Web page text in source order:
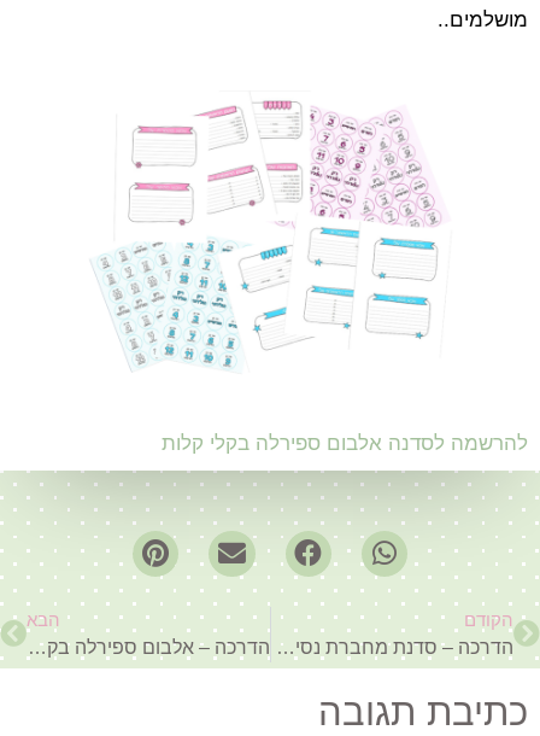
מושלמים..
להרשמה לסדנה אלבום ספירלה בקלי קלות
הקודם
הדרכה – סדנת מחברת נסיעות TRAVEL NOTEBOOK
הבא
הדרכה – אלבום ספירלה בקלי קלות
כתיבת תגובה